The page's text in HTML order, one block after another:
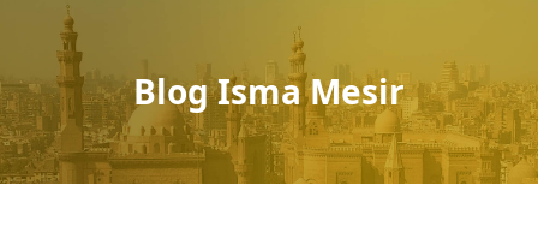
Blog Isma Mesir